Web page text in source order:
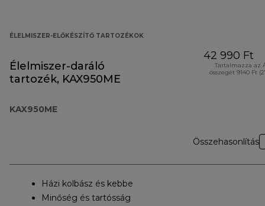
ÉLELMISZER-ELŐKÉSZÍTŐ TARTOZÉKOK
Élelmiszer-daráló
tartozék, KAX950ME
KAX950ME
42 990 Ft
Tartalmazza az
összegét 9140 Ft
Összehasonlítás
Házi kolbász és kebbe
Minőség és tartósság